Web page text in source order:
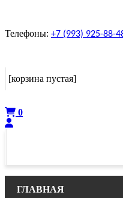
Телефоны: +7 (993) 925-88-
[корзина пустая]
0
ГЛАВНАЯ